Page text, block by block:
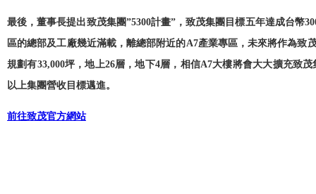
最後，董事長提出致茂集團”5300計畫”，致茂集團目標五年達成台幣
區的總部及工廠幾近滿載，離總部附近的A7產業專區，未來將作為致
規劃有33,000坪，地上26層，地下4層，相信A7大樓將會大大擴充致
以上集團營收目標邁進。
前往致茂官方網站